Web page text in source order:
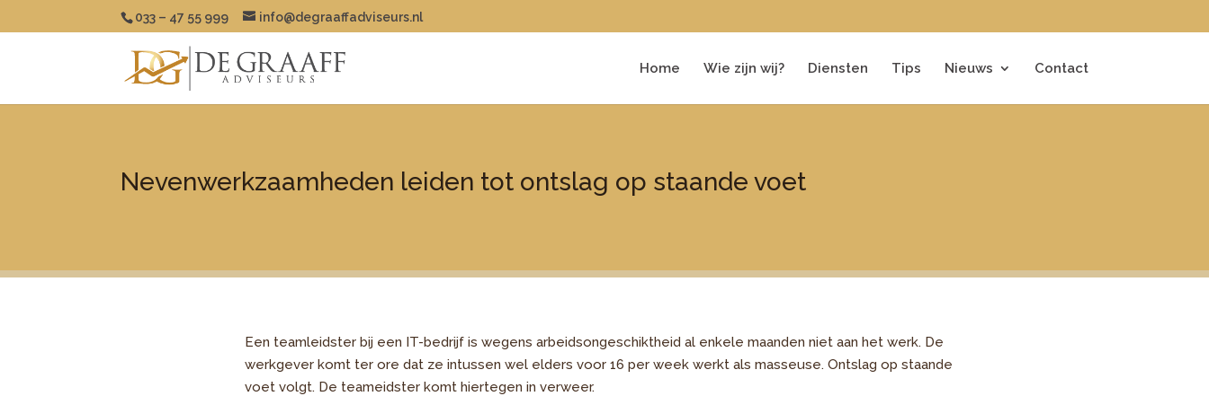
033 – 47 55 999 info@degraaffadviseurs.nl
Home Wie zijn wij? Diensten Tips Nieuws Contact
Nevenwerkzaamheden leiden tot ontslag op staande voet
Een teamleidster bij een IT-bedrijf is wegens arbeidsongeschiktheid al enkele maanden niet aan het werk. De
werkgever komt ter ore dat ze intussen wel elders voor 16 per week werkt als masseuse. Ontslag op staande
voet volgt. De teameidster komt hiertegen in verweer.